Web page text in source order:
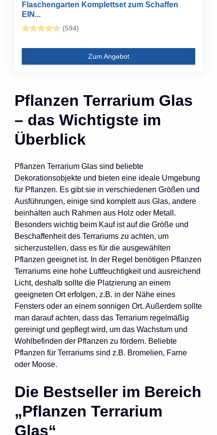
Flaschengarten Komplettset zum Schaffen
EIN...
(594)
Zum Angebot
Pflanzen Terrarium Glas
– das Wichtigste im
Überblick
Pflanzen Terrarium Glas sind beliebte
Dekorationsobjekte und bieten eine ideale Umgebung
für Pflanzen. Es gibt sie in verschiedenen Größen und
Ausführungen, einige sind komplett aus Glas, andere
beinhalten auch Rahmen aus Holz oder Metall.
Besonders wichtig beim Kauf ist auf die Größe und
Beschaffenheit des Terrariums zu achten, um
sicherzustellen, dass es für die ausgewählten
Pflanzen geeignet ist. In der Regel benötigen Pflanzen
Terrariums eine hohe Luftfeuchtigkeit und ausreichend
Licht, deshalb sollte die Platzierung an einem
geeigneten Ort erfolgen, z.B. in der Nähe eines
Fensters oder an einem sonnigen Ort. Außerdem sollte
man darauf achten, dass das Terrarium regelmäßig
gereinigt und gepflegt wird, um das Wachstum und
Wohlbefinden der Pflanzen zu fördern. Beliebte
Pflanzen für Terrariums sind z.B. Bromelien, Farne
oder Moose.
Die Bestseller im Bereich
„Pflanzen Terrarium
Glas“